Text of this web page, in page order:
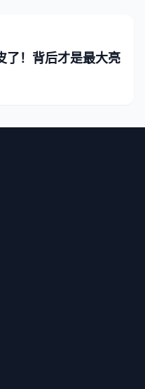
了！背后才是最大亮